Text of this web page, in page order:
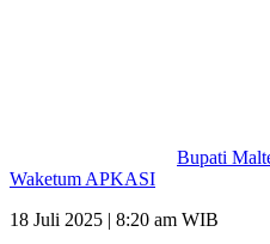
Bupati
Waketum APKASI
18 Juli 2025 | 8:20 am WIB